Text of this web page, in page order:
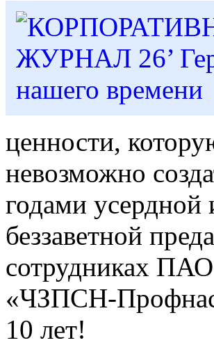
ценности,
невозможно
годами усердной
беззаветной
сотрудниках
«ЧЗПСН-
10 лет!